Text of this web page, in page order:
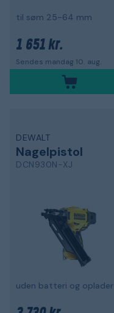
til søm 25-64 mm
1 651 kr.
Sendes mandag 10. aug.
DEWALT
Nagelpistol
DCN930N-XJ
uden batteri og oplader